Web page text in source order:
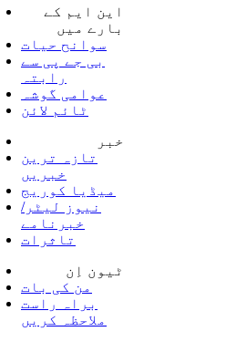
این ایم کے
بارے میں
سوانح حیات
بی جے پی سے
رابتہ
عوامی گوشہ
ٹائم لائن
خبر
تازہ ترین
خبریں
میڈیا کوریج
نیوز لیٹر/
خبرنامے
تاثرات
ٹیون اِن
من کی بات
براہ راست
ملاحظہ کریں